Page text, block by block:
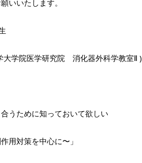
いいたします。
究院　消化器外科学教室Ⅱ )
うために知っておいて欲しい
対策を中心に〜」